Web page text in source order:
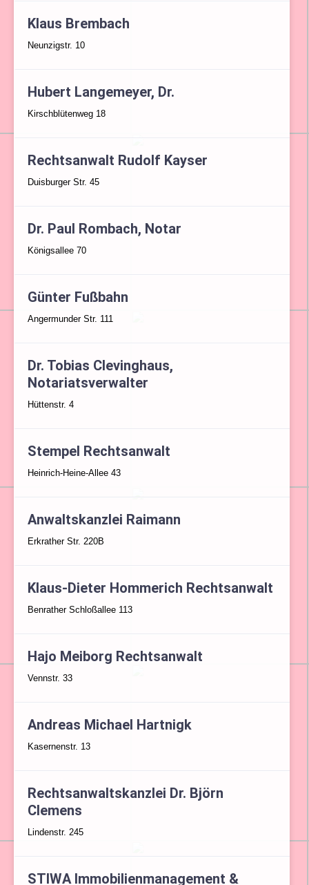
Klaus Brembach
Neunzigstr. 10
Hubert Langemeyer, Dr.
Kirschblütenweg 18
Rechtsanwalt Rudolf Kayser
Duisburger Str. 45
Dr. Paul Rombach, Notar
Königsallee 70
Günter Fußbahn
Angermunder Str. 111
Dr. Tobias Clevinghaus,
Notariatsverwalter
Hüttenstr. 4
Stempel Rechtsanwalt
Heinrich-Heine-Allee 43
Anwaltskanzlei Raimann
Erkrather Str. 220B
Klaus-Dieter Hommerich Rechtsanwalt
Benrather Schloßallee 113
Hajo Meiborg Rechtsanwalt
Vennstr. 33
Andreas Michael Hartnigk
Kasernenstr. 13
Rechtsanwaltskanzlei Dr. Björn
Clemens
Lindenstr. 245
STIWA Immobilienmanagement &